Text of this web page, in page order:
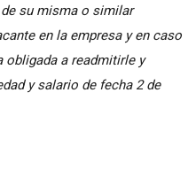
su misma o similar
en la empresa y en caso
obligada a readmitirle y
y salario de fecha 2 de